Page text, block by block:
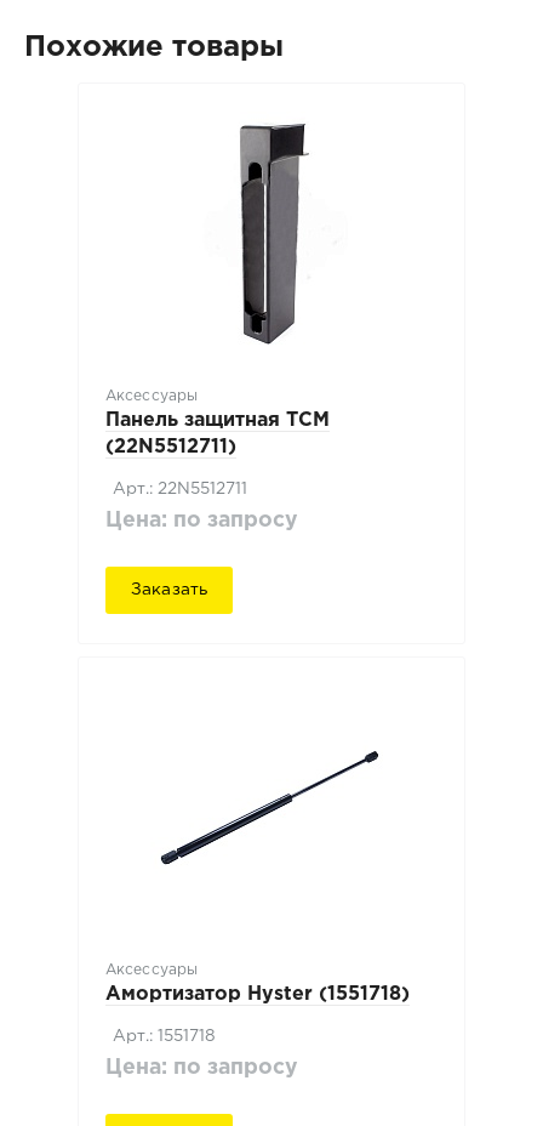
Похожие товары
Аксессуары
Панель защитная TCM
(22N5512711)
Арт.: 22N5512711
Цена: по запросу
Заказать
Аксессуары
Амортизатор Hyster (1551718)
Арт.: 1551718
Цена: по запросу